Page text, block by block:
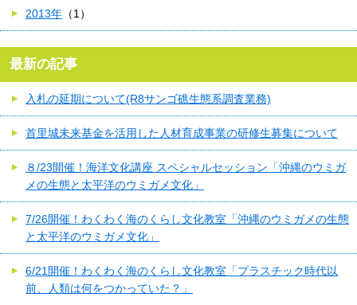
2013年 （1）
最新の記事
入札の延期について(R8サンゴ礁生態系調査業務)
首里城未来基金を活用した人材育成事業の研修生募集について
８/23開催！海洋文化講座 スペシャルセッション「沖縄のウミガ
メの生態と太平洋のウミガメ文化」
7/26開催！わくわく海のくらし文化教室「沖縄のウミガメの生態
と太平洋のウミガメ文化」
6/21開催！わくわく海のくらし文化教室「プラスチック時代以
前、人類は何をつかっていた？」